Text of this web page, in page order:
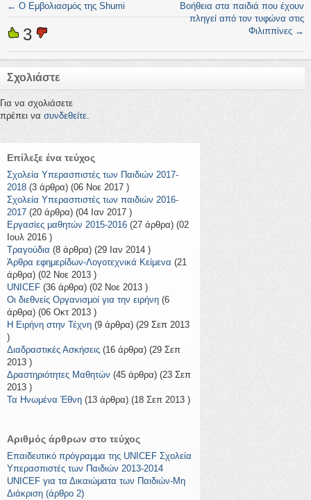
← Ο Εμβολιασμός της Shumi
Βοήθεια στα παιδιά που έχουν
πληγεί από τον τυφώνα στις
Φιλιππίνες →
3
Σχολιάστε
Για να σχολιάσετε
πρέπει να συνδεθείτε.
Επίλεξε ένα τεύχος
Σχολεία Υπερασπιστές των Παιδιών 2017-
2018 (3 άρθρα) (06 Νοε 2017 )
Σχολεία Υπερασπιστές των παιδιών 2016-
2017 (20 άρθρα) (04 Ιαν 2017 )
Εργασίες μαθητών 2015-2016 (27 άρθρα) (02
Ιουλ 2016 )
Τραγούδια (8 άρθρα) (29 Ιαν 2014 )
Άρθρα εφημερίδων-Λογοτεχνικά Κείμενα (21
άρθρα) (02 Νοε 2013 )
UNICEF (36 άρθρα) (02 Νοε 2013 )
Οι διεθνείς Οργανισμοί για την ειρήνη (6
άρθρα) (06 Οκτ 2013 )
Η Ειρήνη στην Τέχνη (9 άρθρα) (29 Σεπ 2013
)
Διαδραστικές Ασκήσεις (16 άρθρα) (29 Σεπ
2013 )
Δραστηριότητες Μαθητών (45 άρθρα) (23 Σεπ
2013 )
Τα Ηνωμένα Έθνη (13 άρθρα) (18 Σεπ 2013 )
Αριθμός άρθρων στο τεύχος
Eπαιδευτικό πρόγραμμα της UNICEF Σχολεία
Υπερασπιστές των Παιδιών 2013-2014
UNICEF για τα Δικαιώματα των Παιδιών-Μη
Διάκριση (άρθρο 2)